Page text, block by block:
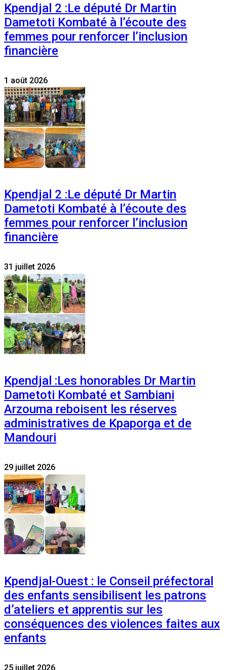
Kpendjal 2 :Le député Dr Martin
Dametoti Kombaté à l’écoute des
femmes pour renforcer l’inclusion
financière
1 août 2026
Kpendjal 2 :Le député Dr Martin
Dametoti Kombaté à l’écoute des
femmes pour renforcer l’inclusion
financière
31 juillet 2026
Kpendjal :Les honorables Dr Martin
Dametoti Kombaté et Sambiani
Arzouma reboisent les réserves
administratives de Kpaporga et de
Mandouri
29 juillet 2026
Kpendjal-Ouest : le Conseil préfectoral
des enfants sensibilisent les patrons
d’ateliers et apprentis sur les
conséquences des violences faites aux
enfants
25 juillet 2026